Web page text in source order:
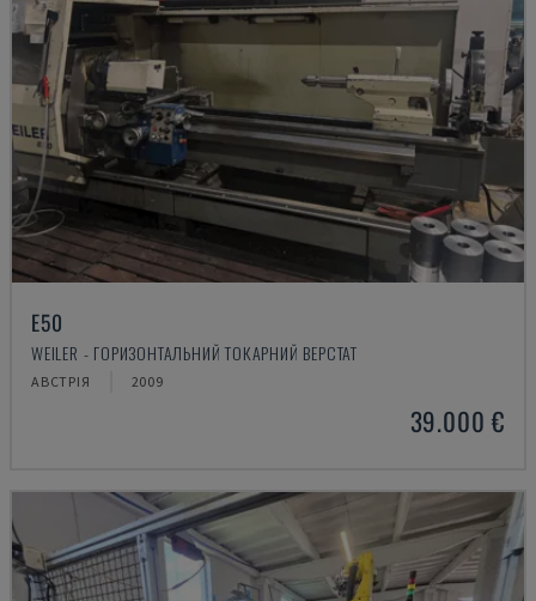
E50
WEILER - ГОРИЗОНТАЛЬНИЙ ТОКАРНИЙ ВЕРСТАТ
АВСТРІЯ 2009
39.000 €